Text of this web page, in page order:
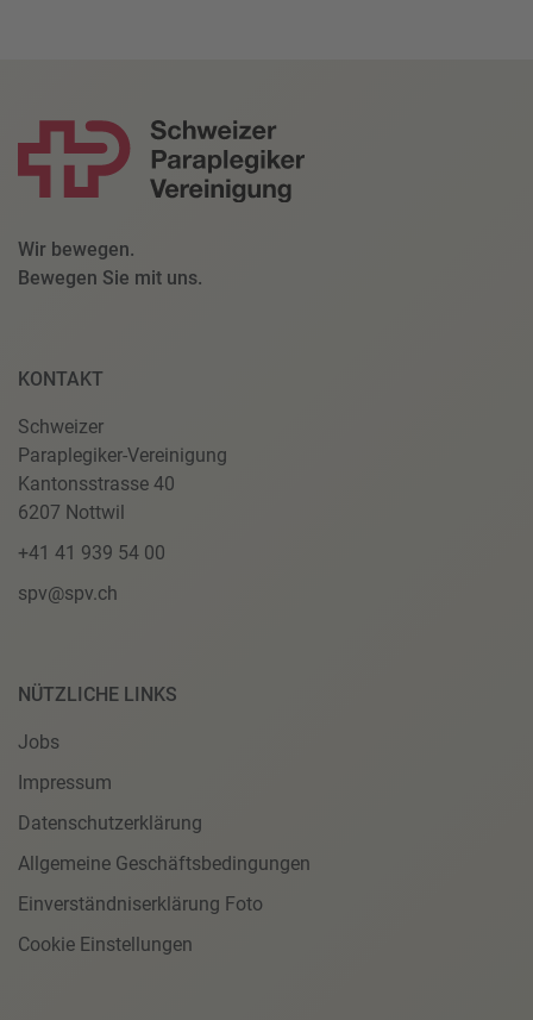
Wir bewegen.
Bewegen Sie mit uns.
KONTAKT
Schweizer
Paraplegiker-Vereinigung
Kantonsstrasse 40
6207 Nottwil
+41 41 939 54 00
spv@spv.ch
NÜTZLICHE LINKS
Jobs
Impressum
Datenschutzerklärung
Allgemeine Geschäftsbedingungen
Einverständniserklärung Foto
Cookie Einstellungen